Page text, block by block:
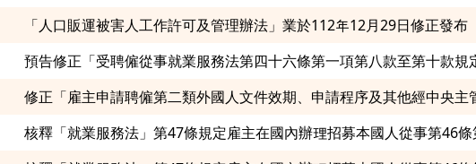
「人口販運被害人工作許可及管理辦法」業於112年12月29日修正發布
預告修正「受聘僱從事就業服務法第四十六條第一項第八款至第十款規